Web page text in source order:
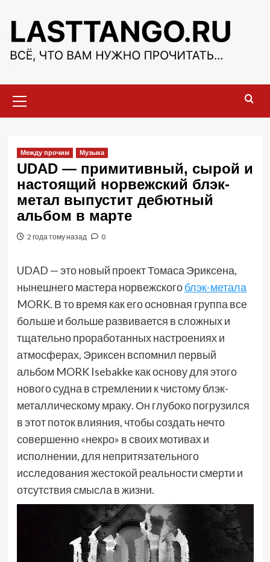
содержимому
меню
Между прочим Музыка
UDAD — примитивный, сырой и
настоящий норвежский блэк-
метал выпустит дебютный
альбом в марте
2 года тому назад 0
UDAD — это новый проект Томаса Эриксена,
нынешнего мастера норвежскогоблэк-метала
MORK. В то время как его основная группа все
больше и больше развивается в сложных и
тщательно проработанных настроениях и
атмосферах, Эриксен вспомнил первый
альбом MORK Isebakke как основу для этого
нового судна в стремлении к чистому блэк-
металлическому мраку. Он глубоко погрузился
в этот поток влияния, чтобы создать нечто
совершенно «некро» в своих мотивах и
исполнении, для непритязательного
исследования жестокой реальности смерти и
отсутствия смысла в жизни.